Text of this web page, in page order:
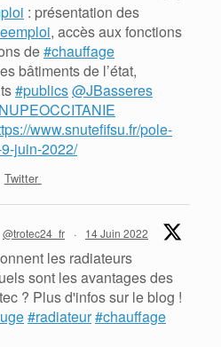
: présentation des
, accès aux fonctions
de#chauffage
bâtiments de l’état,
#publics@JBasseres
www.snutefifsu.fr/pole-
juin-2022/
Twitter
@trotec24_fr · 14 Juin 2022
les radiateurs
sont les avantages des
? Plus d'infos sur le blog !
#radiateur#chauffage